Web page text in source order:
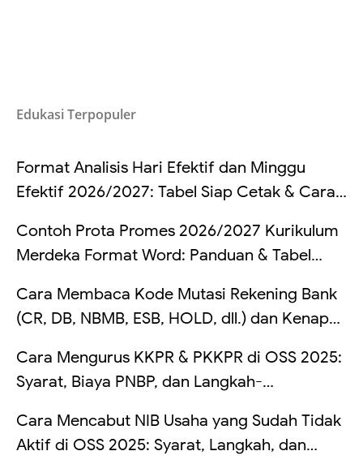
Edukasi Terpopuler
Format Analisis Hari Efektif dan Minggu
Efektif 2026/2027: Tabel Siap Cetak & Cara
Contoh Prota Promes 2026/2027 Kurikulum
Merdeka Format Word: Panduan & Tabel
Cara Membaca Kode Mutasi Rekening Bank
(CR, DB, NBMB, ESB, HOLD, dll.) dan Kenapa
Cara Mengurus KKPR & PKKPR di OSS 2025:
Syarat, Biaya PNBP, dan Langkah-
Cara Mencabut NIB Usaha yang Sudah Tidak
Aktif di OSS 2025: Syarat, Langkah, dan